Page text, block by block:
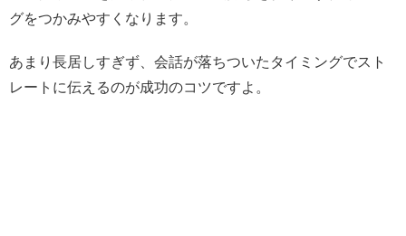
グをつかみやすくなります。
あまり長居しすぎず、会話が落ちついたタイミングでスト
レートに伝えるのが成功のコツですよ。